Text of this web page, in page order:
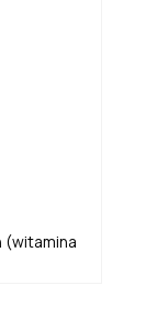
(witamina